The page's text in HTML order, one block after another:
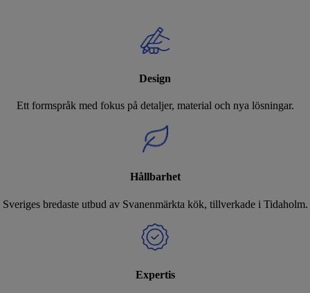
Design
Ett formspråk med fokus på detaljer, material och nya lösningar.
Hållbarhet
Sveriges bredaste utbud av Svanenmärkta kök, tillverkade i Tidaholm.
Expertis